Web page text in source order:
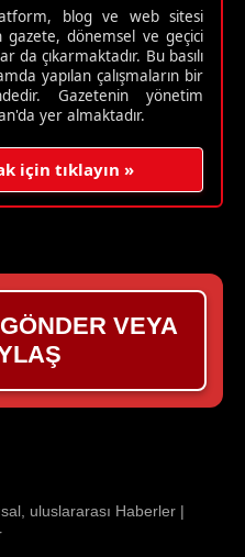
blog ve web sitesi
gazete, dönemsel ve geçici
da çıkarmaktadır. Bu basılı
yapılan çalışmaların bir
Gazetenin yönetim
yer almaktadır.
için tıklayın »
VEYA
uluslararası Haberler |